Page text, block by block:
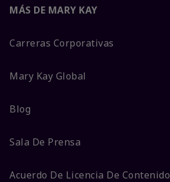
MÁS DE MARY KAY
Carreras Corporativas
Mary Kay Global
Blog
Sala De Prensa
Acuerdo De Licencia De Contenido